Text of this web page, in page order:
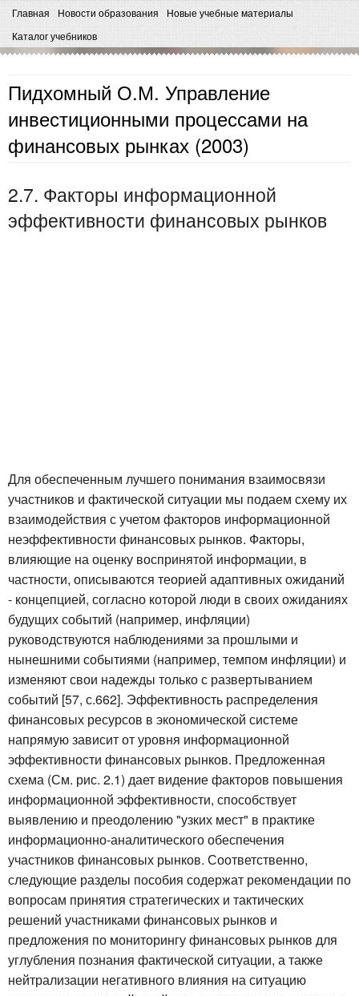
Главная Новости образования
Новые учебные материалы
Каталог учебников
Пидхомный О.М. Управление
инвестиционными процессами на
финансовых рынках (2003)
2.7. Факторы информационной
эффективности финансовых рынков
Для обеспеченным лучшего понимания взаимосвязи
участников и фактической ситуации мы подаем схему их
взаимодействия с учетом факторов информационной
неэффективности финансовых рынков. Факторы,
влияющие на оценку воспринятой информации, в
частности, описываются теорией адаптивных ожиданий
- концепцией, согласно которой люди в своих ожиданиях
будущих событий (например, инфляции)
руководствуются наблюдениями за прошлыми и
нынешними событиями (например, темпом инфляции) и
изменяют свои надежды только с развертыванием
событий [57, с.662]. Эффективность распределения
финансовых ресурсов в экономической системе
напрямую зависит от уровня информационной
эффективности финансовых рынков. Предложенная
схема (См. рис. 2.1) дает видение факторов повышения
информационной эффективности, способствует
выявлению и преодолению "узких мест" в практике
информационно-аналитического обеспечения
участников финансовых рынков. Соответственно,
следующие разделы пособия содержат рекомендации по
вопросам принятия стратегических и тактических
решений участниками финансовых рынков и
предложения по мониторингу финансовых рынков для
углубления познания фактической ситуации, а также
нейтрализации негативного влияния на ситуацию